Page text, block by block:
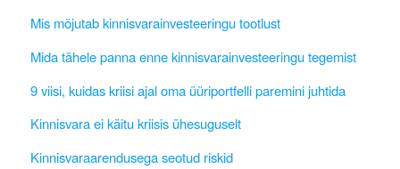
Mis mõjutab kinnisvarainvesteeringu tootlust
Mida tähele panna enne kinnisvarainvesteeringu tegemist
9 viisi, kuidas kriisi ajal oma üüriportfelli paremini juhtida
Kinnisvara ei käitu kriisis ühesuguselt
Kinnisvaraarendusega seotud riskid